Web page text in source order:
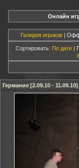
Онлайн
Галерея игроков|
Сортировать: По дате|
Германия [2.09.10 - 11.09.10]